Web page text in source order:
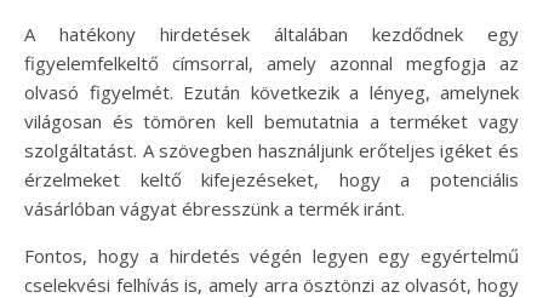
A hatékony hirdetések általában kezdődnek egy
figyelemfelkeltő címsorral, amely azonnal megfogja az
olvasó figyelmét. Ezután következik a lényeg, amelynek
világosan és tömören kell bemutatnia a terméket vagy
szolgáltatást. A szövegben használjunk erőteljes igéket és
érzelmeket keltő kifejezéseket, hogy a potenciális
vásárlóban vágyat ébresszünk a termék iránt.
Fontos, hogy a hirdetés végén legyen egy egyértelmű
cselekvési felhívás is, amely arra ösztönzi az olvasót, hogy